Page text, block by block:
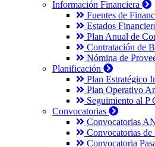
Información Financiera
Fuentes de
Estados
Plan Anual de
Contratación de
Nómina de
Planificación
Plan Estratégico
Plan Operativo
Seguimiento al P
Convocatorias
Convocatorias
Convocatorias de
Convocatoria